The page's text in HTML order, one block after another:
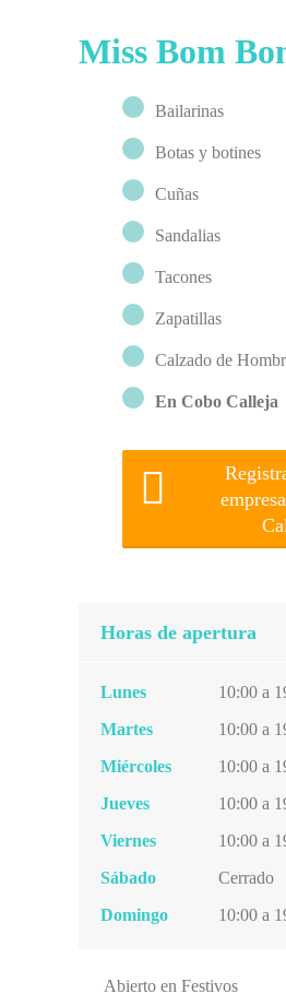
Miss Bom
Bailarinas
Botas y botines
Cuñas
Sandalias
Tacones
Zapatillas
Calzado de
En Cobo Calleja
Horas de apertura
Lunes
10:00 a
Martes
10:00 a
Miércoles
10:00 a
Jueves
10:00 a
Viernes
10:00 a
Sábado
Cerrado
Domingo
10:00 a
Abierto en Festivos